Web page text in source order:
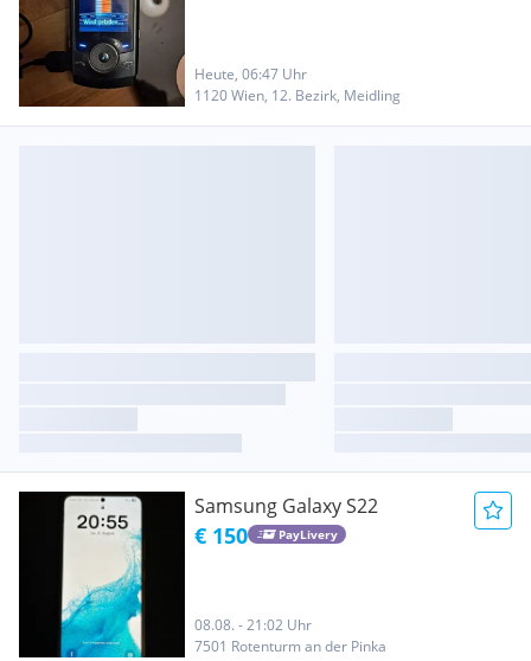
Heute, 06:47 Uhr
1120 Wien, 12. Bezirk, Meidling
Samsung Galaxy S22
€ 150 PayLivery
08.08. - 21:02 Uhr
7501 Rotenturm an der Pinka